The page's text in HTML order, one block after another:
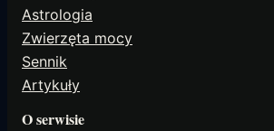
Astrologia
Zwierzęta mocy
Sennik
Artykuły
O serwisie